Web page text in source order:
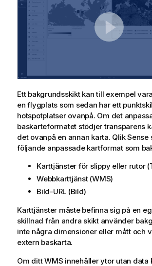
Ett bakgrundsskikt kan till exempel
en flygplats som sedan har ett
hotspotplatser ovanpå. Om det
baskarteformatet stödjer transparens
det ovanpå en annan karta. Qlik Sense
följande anpassade kartformat som
Karttjänster för slippy eller rutor (
Webbkarttjänst (WMS)
Bild-URL (Bild)
Karttjänster måste befinna sig på en
skillnad från andra skikt använder
inte några dimensioner eller mått och
extern baskarta.
Om dittWMS innehåller ytor utan data